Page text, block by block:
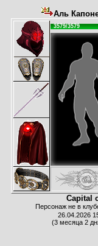
Аль
3579/3579
Capital
Персонаж не в
26.04.2026
(3 месяца 2